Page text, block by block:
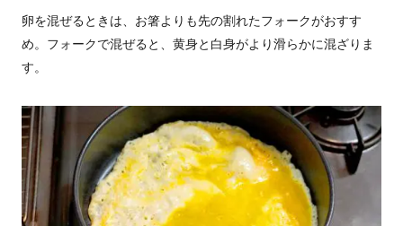
卵を混ぜるときは、お箸よりも先の割れたフォークがおすす
め。フォークで混ぜると、黄身と白身がより滑らかに混ざりま
す。